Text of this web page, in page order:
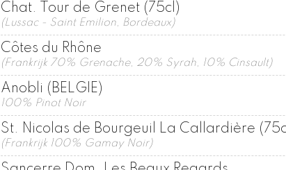
Chat. Tour de Grenet (75cl)
(Lussac - Saint Emilion, Bordeaux)
Côtes du Rhône
(Frankrijk 70% Grenache, 20% Syrah, 10% Cinsault)
Anobli (BELGIE)
100% Pinot Noir
St. Nicolas de Bourgeuil La Callardière
(Frankrijk 100% Gamay Noir)